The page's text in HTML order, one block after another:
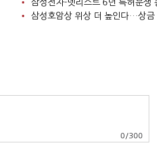
삼성전자-넷리스트 6년 특허분쟁
삼성호암상 위상 더 높인다…상
0 /300